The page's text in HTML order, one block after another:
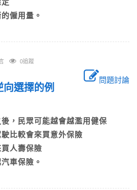
定
僱用量。
0追蹤
問題討論
向選擇的例
，民眾可能越會越濫用健保
比較會來買意外保險
買人壽保險
車保險。